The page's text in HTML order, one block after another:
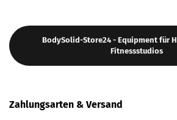
BodySolid-Store24 - Equipment für
Fitnessstudios
Zahlungsarten & Versand